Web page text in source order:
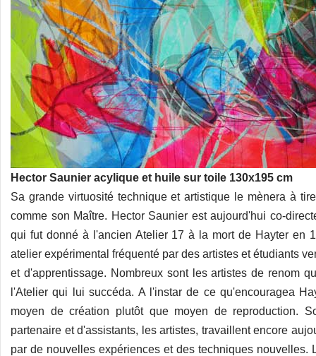
Hector Saunier acylique et huile sur toile 130x195 cm
Sa grande virtuosité technique et artistique le mènera à
comme son Maître. Hector Saunier est aujourd'hui co-
qui fut donné à l'ancien Atelier 17 à la mort de Hayter en
atelier expérimental fréquenté par des artistes et étudiants
et d'apprentissage. Nombreux sont les artistes de renom
l'Atelier qui lui succéda. A l'instar de ce qu'encouragea
moyen de création plutôt que moyen de reproduction.
partenaire et d'assistants, les artistes, travaillent encore
par de nouvelles expériences et des techniques